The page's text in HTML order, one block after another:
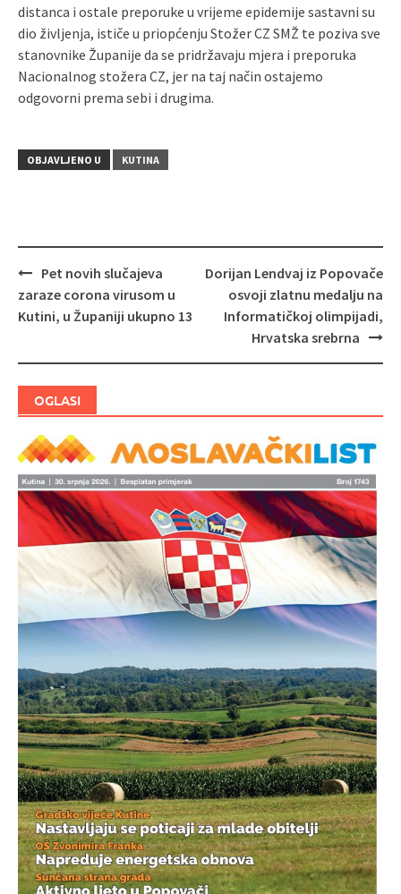
distanca i ostale preporuke u vrijeme epidemije sastavni su
dio življenja, ističe u priopćenju Stožer CZ SMŽ te poziva sve
stanovnike Županije da se pridržavaju mjera i preporuka
Nacionalnog stožera CZ, jer na taj način ostajemo
odgovorni prema sebi i drugima.
OBJAVLJENO U KUTINA
Navigacija
objava
Pet novih slučajeva
zaraze corona virusom u
Kutini, u Županiji ukupno 13
Dorijan Lendvaj iz Popovače
osvoji zlatnu medalju na
Informatičkoj olimpijadi,
Hrvatska srebrna
OGLASI